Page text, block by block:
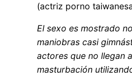
(actriz porno
El sexo es mostrado
maniobras casi
actores que no llegan
masturbación